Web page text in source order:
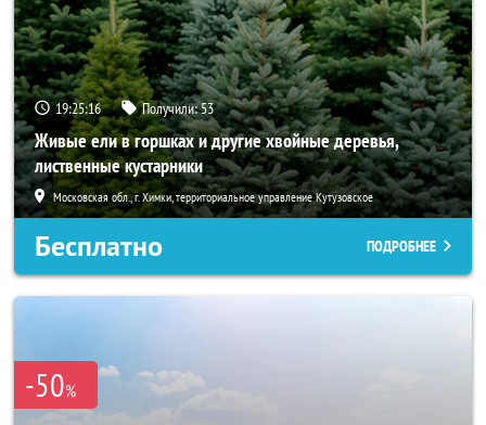
19:25:15 Получили:53
Живые ели в горшках и другие хвойные деревья,
лиственные кустарники
Московская обл., г. Химки, территориальное управление Кутузовское
Бесплатно ПОДРОБНЕЕ
-50%